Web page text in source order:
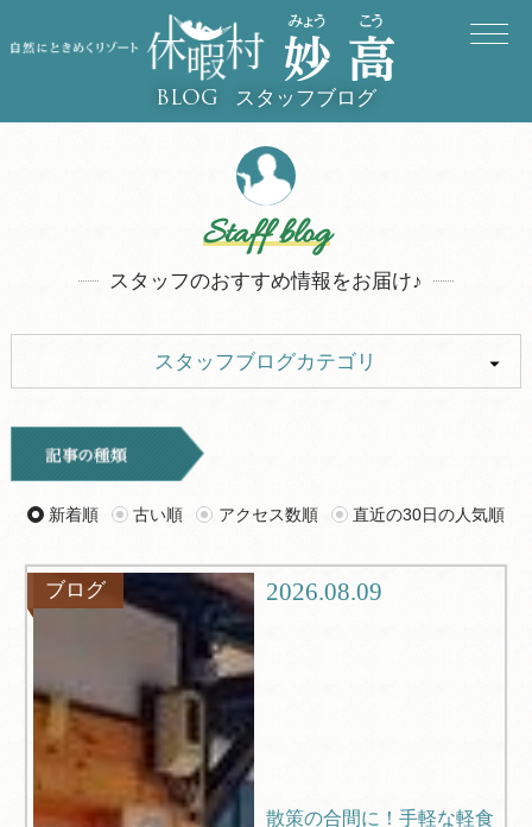
BLOG スタッフブログ
Staff blog
スタッフのおすすめ情報をお届け♪
スタッフブログカテゴリ
イベント
旅行記 ツアー
グルメ
ブログ
新着順 古い順 アクセス数順 直近の30日の人気順
ブログ 2026.08.09
散策の合間に！手軽な軽食